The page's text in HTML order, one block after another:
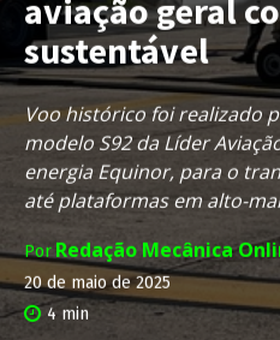
aviação geral
sustentável
Voo histórico foi realizado
modelo S92 da Líder
energia Equinor, para o
até plataformas em alto-
Por Redação Mecânica
20 de maio de 2025
4 min